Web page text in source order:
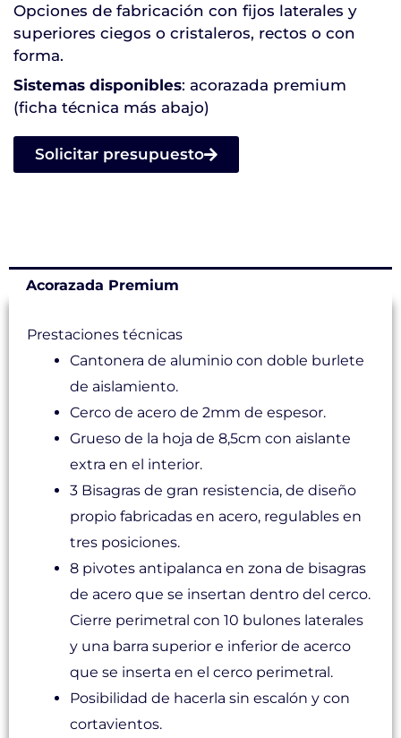
Opciones de fabricación con fijos laterales y
superiores ciegos o cristaleros, rectos o con
forma.
Sistemas disponibles: acorazada premium
(ficha técnica más abajo)
Solicitar presupuesto
Acorazada Premium
Prestaciones técnicas
Cantonera de aluminio con doble burlete
de aislamiento.
Cerco de acero de 2mm de espesor.
Grueso de la hoja de 8,5cm con aislante
extra en el interior.
3 Bisagras de gran resistencia, de diseño
propio fabricadas en acero, regulables en
tres posiciones.
8 pivotes antipalanca en zona de bisagras
de acero que se insertan dentro del cerco.
Cierre perimetral con 10 bulones laterales
y una barra superior e inferior de acerco
que se inserta en el cerco perimetral.
Posibilidad de hacerla sin escalón y con
cortavientos.